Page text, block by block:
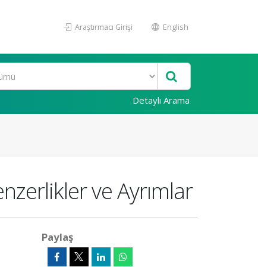
Araştırmacı Girişi English
Detaylı Arama
ve Ayrımlar
Paylaş